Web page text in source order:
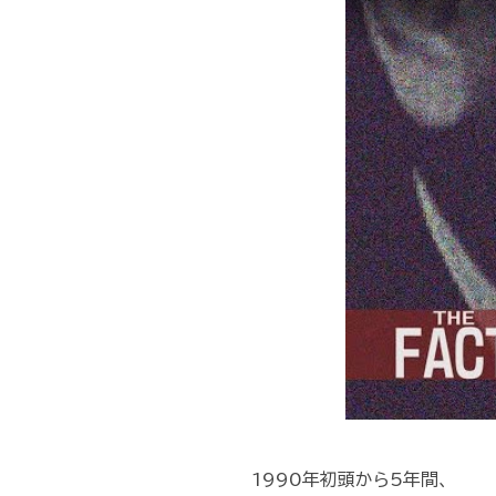
1990年初頭から5年間、